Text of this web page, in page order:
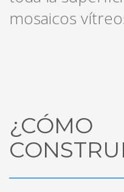
mosaicos
¿CÓMO